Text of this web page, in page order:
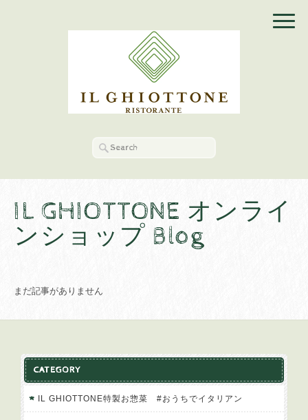
IL GHIOTTONE オンライ
ンショップ Blog
まだ記事がありません
CATEGORY
IL GHIOTTONE特製お惣菜 #おうちでイタリアン